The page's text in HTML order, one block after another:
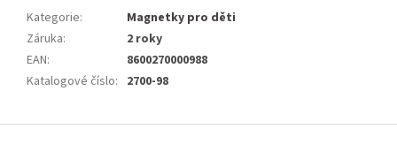
Kategorie:
Magnetky pro děti
Záruka:
2 roky
EAN:
8600270000988
Katalogové číslo: 2700-98